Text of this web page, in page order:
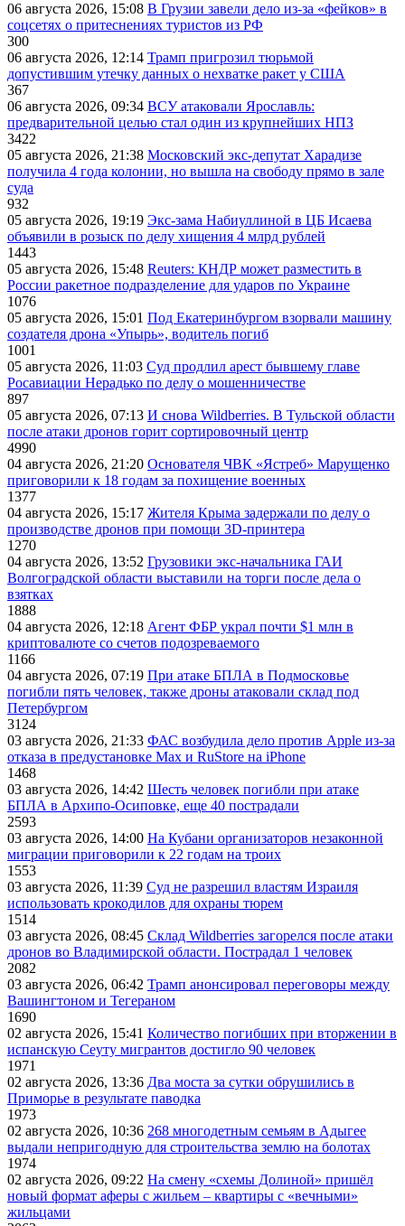
06 августа 2026, 15:08 В Грузии завели дело из-за «фейков» в
соцсетях о притеснениях туристов из РФ
300
06 августа 2026, 12:14 Трамп пригрозил тюрьмой
допустившим утечку данных о нехватке ракет у США
367
06 августа 2026, 09:34 ВСУ атаковали Ярославль:
предварительной целью стал один из крупнейших НПЗ
3422
05 августа 2026, 21:38 Московский экс-депутат Харадизе
получила 4 года колонии, но вышла на свободу прямо в зале
суда
932
05 августа 2026, 19:19 Экс-зама Набиуллиной в ЦБ Исаева
объявили в розыск по делу хищения 4 млрд рублей
1443
05 августа 2026, 15:48 Reuters: КНДР может разместить в
России ракетное подразделение для ударов по Украине
1076
05 августа 2026, 15:01 Под Екатеринбургом взорвали машину
создателя дрона «Упырь», водитель погиб
1001
05 августа 2026, 11:03 Суд продлил арест бывшему главе
Росавиации Нерадько по делу о мошенничестве
897
05 августа 2026, 07:13 И снова Wildberries. В Тульской области
после атаки дронов горит сортировочный центр
4990
04 августа 2026, 21:20 Основателя ЧВК «Ястреб» Марущенко
приговорили к 18 годам за похищение военных
1377
04 августа 2026, 15:17 Жителя Крыма задержали по делу о
производстве дронов при помощи 3D‑принтера
1270
04 августа 2026, 13:52 Грузовики экс-начальника ГАИ
Волгоградской области выставили на торги после дела о
взятках
1888
04 августа 2026, 12:18 Агент ФБР украл почти $1 млн в
криптовалюте со счетов подозреваемого
1166
04 августа 2026, 07:19 При атаке БПЛА в Подмосковье
погибли пять человек, также дроны атаковали склад под
Петербургом
3124
03 августа 2026, 21:33 ФАС возбудила дело против Apple из-за
отказа в предустановке Max и RuStore на iPhone
1468
03 августа 2026, 14:42 Шесть человек погибли при атаке
БПЛА в Архипо-Осиповке, еще 40 пострадали
2593
03 августа 2026, 14:00 На Кубани организаторов незаконной
миграции приговорили к 22 годам на троих
1553
03 августа 2026, 11:39 Суд не разрешил властям Израиля
использовать крокодилов для охраны тюрем
1514
03 августа 2026, 08:45 Склад Wildberries загорелся после атаки
дронов во Владимирской области. Пострадал 1 человек
2082
03 августа 2026, 06:42 Трамп анонсировал переговоры между
Вашингтоном и Тегераном
1690
02 августа 2026, 15:41 Количество погибших при вторжении в
испанскую Сеуту мигрантов достигло 90 человек
1971
02 августа 2026, 13:36 Два моста за сутки обрушились в
Приморье в результате паводка
1973
02 августа 2026, 10:36 268 многодетным семьям в Адыгее
выдали непригодную для строительства землю на болотах
1974
02 августа 2026, 09:22 На смену «схемы Долиной» пришёл
новый формат аферы с жильем – квартиры с «вечными»
жильцами